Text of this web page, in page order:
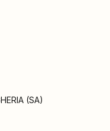
(SA)